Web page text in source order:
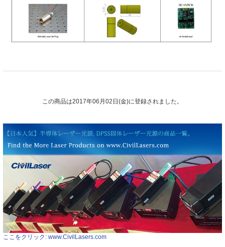
この商品は2017年06月02日(金)に登録されました。
ここをクリック: www.CivilLasers.com